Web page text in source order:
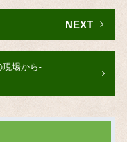
NEXT
現場から-